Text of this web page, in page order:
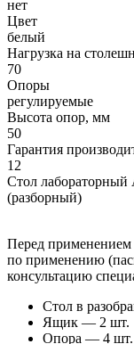
нет
Цвет
белый
Нагрузка на
70
Опоры
регулируемые
Высота опор, мм
50
Гарантия
12
Стол
(разборный)
Перед применением
по применению
консультацию
Стол в
Ящик — 2 шт.
Опора — 4 шт.